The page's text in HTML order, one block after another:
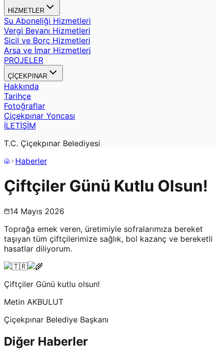
HİZMETLER
Su Aboneliği Hizmetleri
Vergi Beyanı Hizmetleri
Sicil ve Borç Hizmetleri
Arsa ve İmar Hizmetleri
PROJELER
ÇİÇEKPINAR
Hakkında
Tarihçe
Fotoğraflar
Çiçekpınar Yoncası
İLETİŞİM
T.C. Çiçekpınar Belediyesi
Haberler
Çiftçiler Günü Kutlu Olsun!
14 Mayıs 2026
Toprağa emek veren, üretimiyle sofralarımıza bereket
taşıyan tüm çiftçilerimize sağlık, bol kazanç ve bereketli
hasatlar diliyorum.
Çiftçiler Günü kutlu olsun!
Metin AKBULUT
Çiçekpınar Belediye Başkanı
Diğer Haberler